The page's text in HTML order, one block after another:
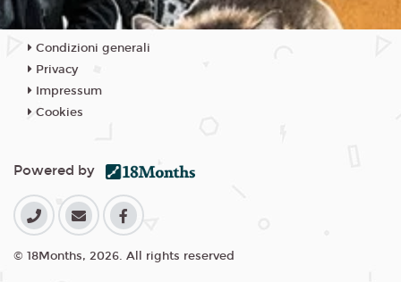
Condizioni generali
Privacy
Impressum
Cookies
Powered by
© 18Months, 2026. All rights reserved